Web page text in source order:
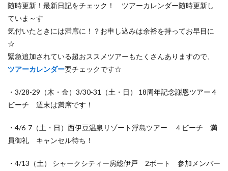
随時更新！最新日記をチェック！ ツアーカレンダー随時更新し
ていま～す
気付いたときには満席に！？お申し込みは余裕を持ってお早目に
☆
緊急追加されている超おススメツアーもたくさんありますので、
ツアーカレンダー要チェックです☆
・3/28-29（木・金）3/30-31（土・日） 18周年記念謝恩ツアー 4
ビーチ 週末は満席です！
・4/6-7（土・日）西伊豆温泉リゾート浮島ツアー ４ビーチ 満
員御礼 キャンセル待ち！
・4/13（土） シャークシティー房総伊戸 2ボート 参加メンバー